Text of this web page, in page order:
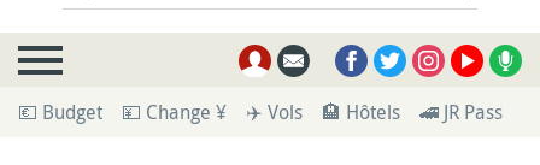
💶 Budget 💴 Change ¥ ✈️ Vols 🏨 Hôtels 🚄 JR Pass